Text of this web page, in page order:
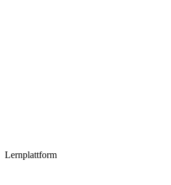
Lernplattform